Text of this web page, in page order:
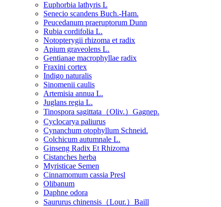
Euphorbia lathyris L
Senecio scandens Buch.-Ham.
Peucedanum praeruptorum Dunn
Rubia cordifolia L.
Notopterygii rhizoma et radix
Apium graveolens L.
Gentianae macrophyllae radix
Fraxini cortex
Indigo naturalis
Sinomenii caulis
Artemisia annua L.
Juglans regia L.
Tinospora sagittata（Oliv.）Gagnep.
Cyclocarya paliurus
Cynanchum otophyllum Schneid.
Colchicum autumnale L.
Ginseng Radix Et Rhizoma
Cistanches herba
Myristicae Semen
Cinnamomum cassia Presl
Olibanum
Daphne odora
Saururus chinensis（Lour.）Baill